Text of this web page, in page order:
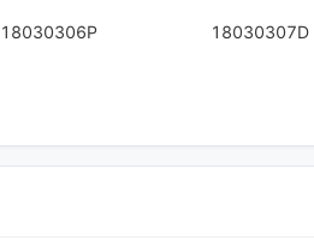
18030306P 18030307D